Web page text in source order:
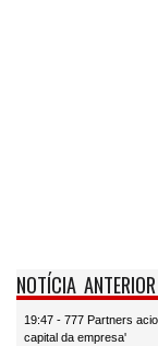
NOTÍCIA ANTERIOR
19:47 - 777 Partners
capital da empresa'